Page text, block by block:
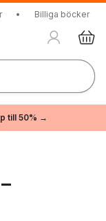
• Billiga böcker
till 50% →